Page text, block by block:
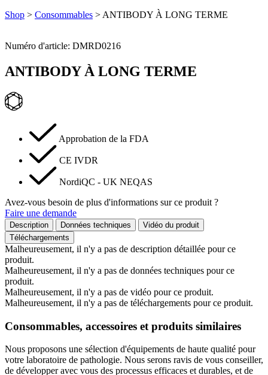
Shop > Consommables > ANTIBODY À LONG TERME
Numéro d'article: DMRD0216
ANTIBODY À LONG TERME
Approbation de la FDA
CE IVDR
NordiQC - UK NEQAS
Avez-vous besoin de plus d'informations sur ce produit ?
Faire une demande
Description Données techniques
Vidéo du produit
Téléchargements
Malheureusement, il n'y a pas de description détaillée pour ce
produit.
Malheureusement, il n'y a pas de données techniques pour ce
produit.
Malheureusement, il n'y a pas de vidéo pour ce produit.
Malheureusement, il n'y a pas de téléchargements pour ce produit.
Consommables, accessoires et produits similaires
Nous proposons une sélection d'équipements de haute qualité pour
votre laboratoire de pathologie. Nous serons ravis de vous conseiller,
de développer avec vous des processus efficaces et durables, et de